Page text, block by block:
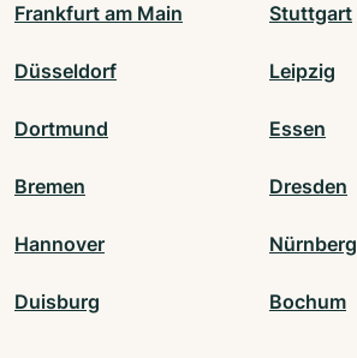
Frankfurt am Main Stuttgart
Düsseldorf Leipzig
Dortmund Essen
Bremen Dresden
Hannover Nürnberg
Duisburg Bochum